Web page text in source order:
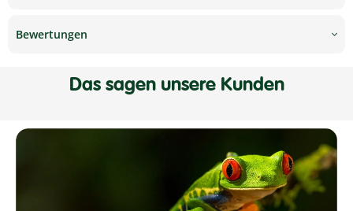
Bewertungen
Das sagen unsere Kunden